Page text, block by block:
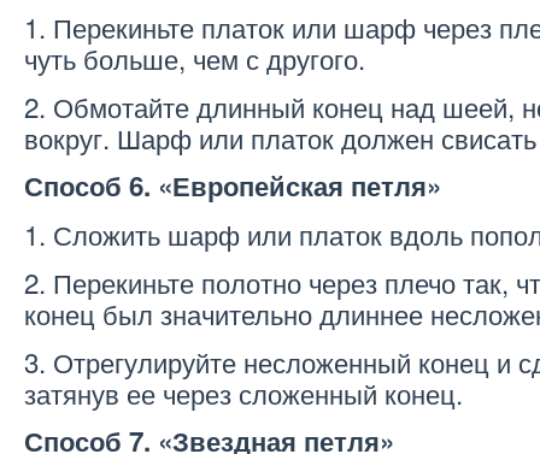
1. Перекиньте платок или шарф через
чуть больше, чем с другого.
2. Обмотайте длинный конец над шеей,
вокруг. Шарф или платок должен
Способ 6. «Европейская петля»
1. Сложить шарф или платок вдоль
2. Перекиньте полотно через плечо так,
конец был значительно длиннее
3. Отрегулируйте несложенный конец и
затянув ее через сложенный конец.
Способ 7. «Звездная петля»